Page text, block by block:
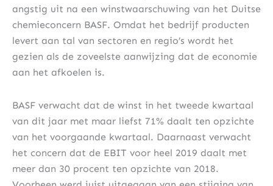
angstig uit na een winstwaarschuwing van het Duitse
chemieconcern BASF. Omdat het bedrijf producten
levert aan tal van sectoren en regio’s wordt het
gezien als de zoveelste aanwijzing dat de economie
aan het afkoelen is.
BASF verwacht dat de winst in het tweede kwartaal
van dit jaar met maar liefst 71% daalt ten opzichte
van het voorgaande kwartaal. Daarnaast verwacht
het concern dat de EBIT voor heel 2019 daalt met
meer dan 30 procent ten opzichte van 2018.